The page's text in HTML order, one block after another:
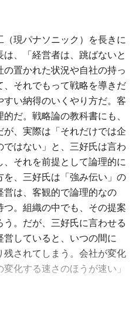
現パナソニック）を長きに
、「経営者は、跳ばないと
置かれた状況や自社の持っ
それでもって戦略を導きだ
い納得のいくやり方だ。客
だ。戦略論の教科書にも、
、実際は「それだけでは企
はない」と、三好氏は言わ
それを前提として論理的に
、三好氏は「強み伝い」の
は、客観的で論理的なの
。組織の中でも、その提案
。だが、三好氏に言わせる
していると、いつの間に
されてしまう。会社が変化
化する速さのほうが速い」